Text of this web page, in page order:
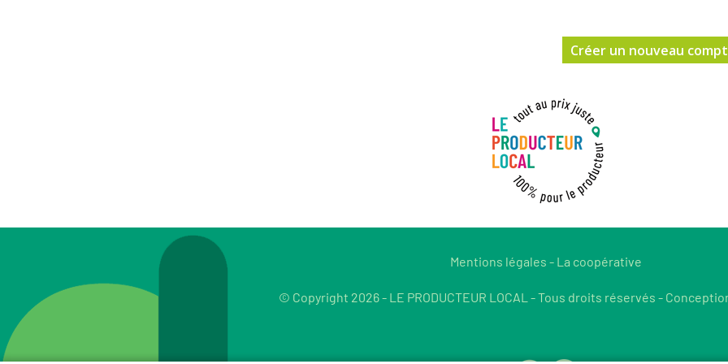
Mentions légales - La coopérative
© Copyright 2026 - LE PRODUCTEUR LOCAL - Tous droits réservés -